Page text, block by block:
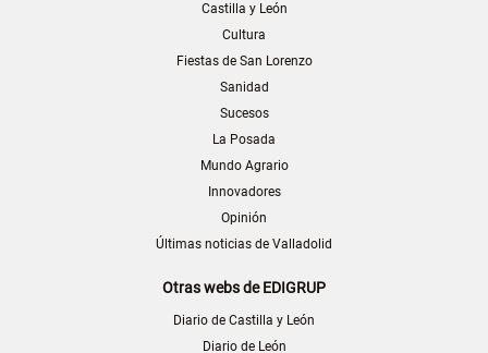
Castilla y León
Cultura
Fiestas de San Lorenzo
Sanidad
Sucesos
La Posada
Mundo Agrario
Innovadores
Opinión
Últimas noticias de Valladolid
Otras webs de EDIGRUP
Diario de Castilla y León
Diario de León